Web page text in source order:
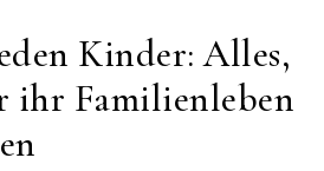
Kinder: Alles,
ihr Familienleben